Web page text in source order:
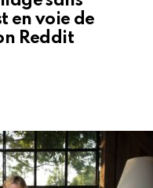
en voie de
Reddit